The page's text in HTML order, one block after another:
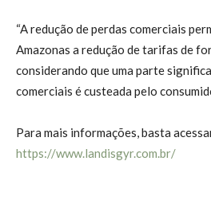
“A redução de perdas comerciais
Amazonas a redução de tarifas de
considerando que uma parte
comerciais é custeada pelo
Para mais informações, basta
https://www.landisgyr.com.br/